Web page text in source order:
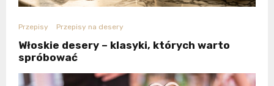
Przepisy Przepisy na desery
Włoskie desery – klasyki, których warto
spróbować